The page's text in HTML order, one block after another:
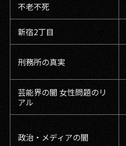
不老不死
新宿2丁目
刑務所の真実
芸能界の闇 女性問題のリ
アル
政治・メディアの闇